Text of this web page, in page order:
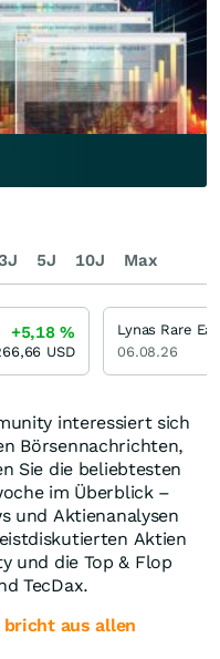
interessiert sich
Börsennachrichten,
Sie die beliebtesten
im Überblick –
und Aktienanalysen
Aktien
und die Top & Flop
TecDax.
aus allen
3J 5J 10J Max
+5,18%
USD
Lynas Rare
06.08.26